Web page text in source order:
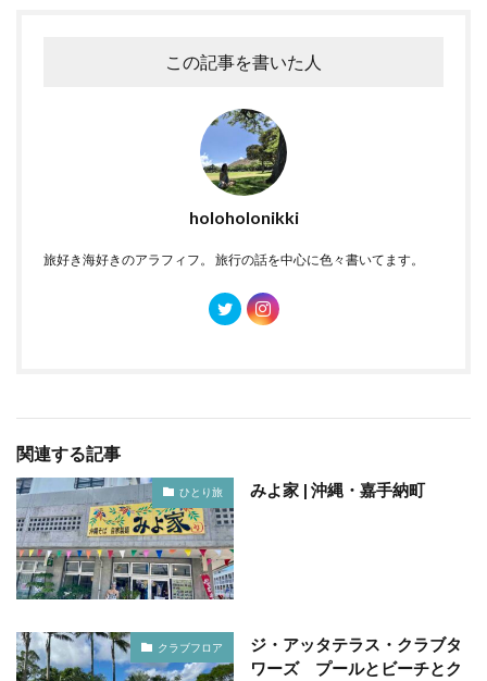
この記事を書いた人
holoholonikki
旅好き海好きのアラフィフ。 旅行の話を中心に色々書いてます。
関連する記事
ひとり旅 みよ家 | 沖縄・嘉手納町
クラブフロア
ジ・アッタテラス・クラブタ
ワーズ プールとビーチとク